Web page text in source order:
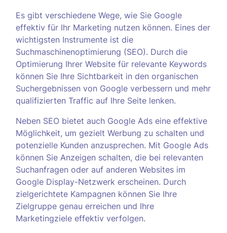
Es gibt verschiedene Wege, wie Sie Google
effektiv für Ihr Marketing nutzen können. Eines der
wichtigsten Instrumente ist die
Suchmaschinenoptimierung (SEO). Durch die
Optimierung Ihrer Website für relevante Keywords
können Sie Ihre Sichtbarkeit in den organischen
Suchergebnissen von Google verbessern und mehr
qualifizierten Traffic auf Ihre Seite lenken.
Neben SEO bietet auch Google Ads eine effektive
Möglichkeit, um gezielt Werbung zu schalten und
potenzielle Kunden anzusprechen. Mit Google Ads
können Sie Anzeigen schalten, die bei relevanten
Suchanfragen oder auf anderen Websites im
Google Display-Netzwerk erscheinen. Durch
zielgerichtete Kampagnen können Sie Ihre
Zielgruppe genau erreichen und Ihre
Marketingziele effektiv verfolgen.